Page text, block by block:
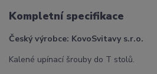
Kompletní specifikace
Český výrobce: KovoSvitavy s.r.o.
Kalené upínací šrouby do T stolů.